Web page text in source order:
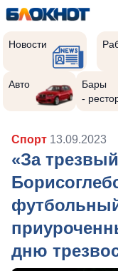
Новости
Авто
Бары
-
Спорт 13.09.2023
«За
дню